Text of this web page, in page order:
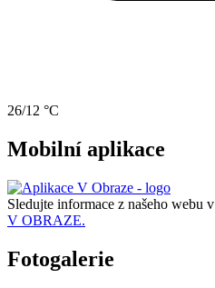
26/12 °C
Mobilní aplikace
Sledujte informace z našeho webu v
V OBRAZE.
Fotogalerie